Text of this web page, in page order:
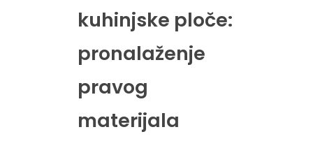
kuhinjske ploče:
pronalaženje
pravog
materijala